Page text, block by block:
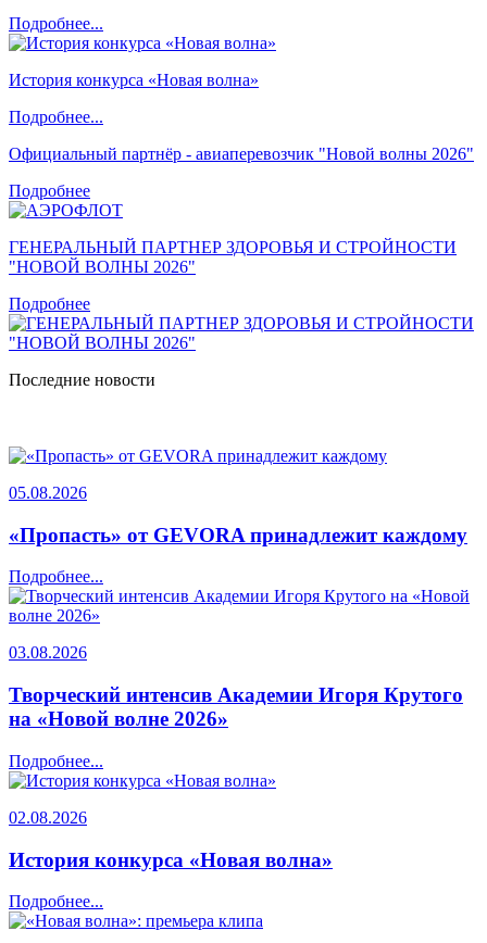
Подробнее...
История конкурса «Новая волна»
Подробнее...
Официальный партнёр - авиаперевозчик "Новой волны 2026"
Подробнее
ГЕНЕРАЛЬНЫЙ ПАРТНЕР ЗДОРОВЬЯ И СТРОЙНОСТИ
"НОВОЙ ВОЛНЫ 2026"
Подробнее
Последние новости
05.08.2026
«Пропасть» от GEVORA принадлежит каждому
Подробнее...
03.08.2026
Творческий интенсив Академии Игоря Крутого
на «Новой волне 2026»
Подробнее...
02.08.2026
История конкурса «Новая волна»
Подробнее...